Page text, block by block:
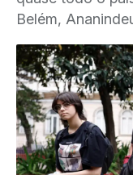
Belém,